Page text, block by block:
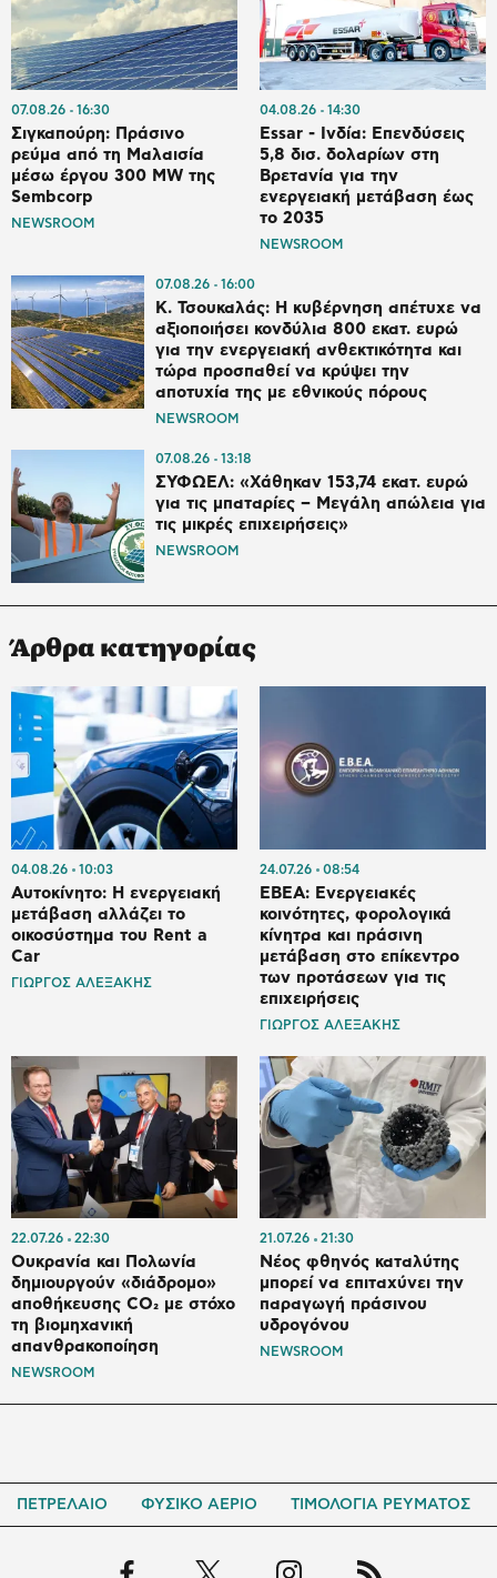
07.08.26 16:30
Σιγκαπούρη: Πράσινο
ρεύμα από τη Μαλαισία
μέσω έργου 300 MW της
Sembcorp
NEWSROOM
04.08.26 14:30
Essar - Ινδία: Επενδύσεις
5,8 δισ. δολαρίων στη
Βρετανία για την
ενεργειακή μετάβαση έως
το 2035
NEWSROOM
07.08.26 16:00
Κ. Τσουκαλάς: Η κυβέρνηση απέτυχε να
αξιοποιήσει κονδύλια 800 εκατ. ευρώ
για την ενεργειακή ανθεκτικότητα και
τώρα προσπαθεί να κρύψει την
αποτυχία της με εθνικούς πόρους
NEWSROOM
07.08.26 13:18
ΣΥΦΩΕΛ: «Χάθηκαν 153,74 εκατ. ευρώ
για τις μπαταρίες – Μεγάλη απώλεια για
τις μικρές επιχειρήσεις»
NEWSROOM
Άρθρα κατηγορίας
04.08.26 10:03
Αυτοκίνητο: Η ενεργειακή
μετάβαση αλλάζει το
οικοσύστημα του Rent a
Car
ΓΙΩΡΓΟΣ ΑΛΕΞΑΚΗΣ
24.07.26 08:54
ΕΒΕΑ: Ενεργειακές
κοινότητες, φορολογικά
κίνητρα και πράσινη
μετάβαση στο επίκεντρο
των προτάσεων για τις
επιχειρήσεις
ΓΙΩΡΓΟΣ ΑΛΕΞΑΚΗΣ
22.07.26 22:30
Ουκρανία και Πολωνία
δημιουργούν «διάδρομο»
αποθήκευσης CO₂ με στόχο
τη βιομηχανική
απανθρακοποίηση
NEWSROOM
21.07.26 21:30
Νέος φθηνός καταλύτης
μπορεί να επιταχύνει την
παραγωγή πράσινου
υδρογόνου
NEWSROOM
ΠΕΤΡΕΛΑΙΟ ΦΥΣΙΚΟ ΑΕΡΙΟ ΤΙΜΟΛΟΓΙΑ ΡΕΥΜΑΤΟΣ